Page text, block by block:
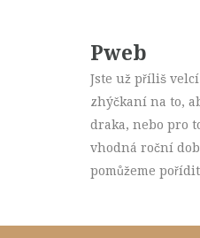
Pweb
Jste už příliš
zhýčkaní na to,
draka, nebo pro
vhodná roční
pomůžeme